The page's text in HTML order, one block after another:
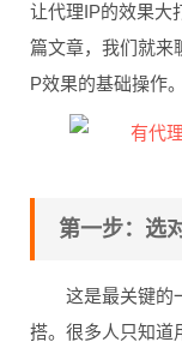
让代理IP的效果大
篇文章，我们就来
P效果的基础操作。
第一步：选
这是最关键的
搭。很多人只知道